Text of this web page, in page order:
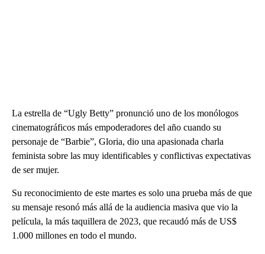
La estrella de “Ugly Betty” pronunció uno de los monólogos
cinematográficos más empoderadores del año cuando su
personaje de “Barbie”, Gloria, dio una apasionada charla
feminista sobre las muy identificables y conflictivas expectativas
de ser mujer.
Su reconocimiento de este martes es solo una prueba más de que
su mensaje resonó más allá de la audiencia masiva que vio la
película, la más taquillera de 2023, que recaudó más de US$
1.000 millones en todo el mundo.